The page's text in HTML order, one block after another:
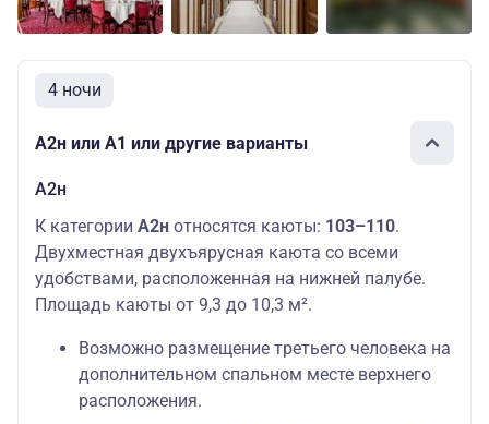
4 ночи
А2н или А1 или другие варианты
А2н
К категории А2н относятся каюты: 103–110.
Двухместная двухъярусная каюта со всеми
удобствами, расположенная на нижней палубе.
Площадь каюты от 9,3 до 10,3 м².
Возможно размещение третьего человека на
дополнительном спальном месте верхнего
расположения.